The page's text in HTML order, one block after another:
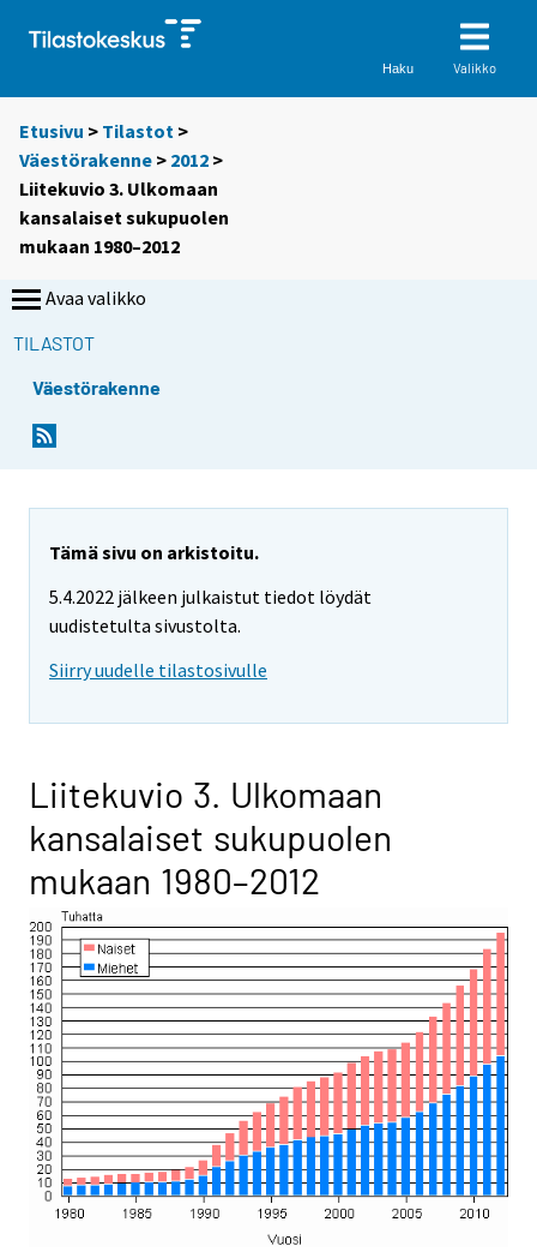
Haku Valikko
Etusivu > Tilastot >
Väestörakenne > 2012 >
Liitekuvio 3. Ulkomaan
kansalaiset sukupuolen
mukaan 1980–2012
Avaa valikko
TILASTOT
Väestörakenne
Tämä sivu on arkistoitu.
5.4.2022 jälkeen julkaistut tiedot löydät
uudistetulta sivustolta.
Siirry uudelle tilastosivulle
Liitekuvio 3. Ulkomaan
kansalaiset sukupuolen
mukaan 1980–2012